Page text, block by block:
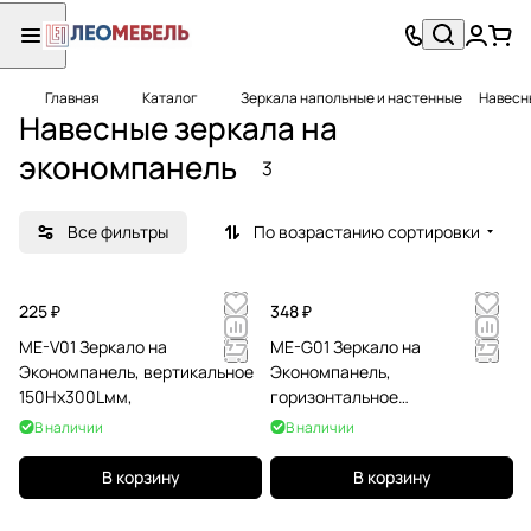
Главная Каталог Зеркала напольные и настенные
Навесные зеркала на
экономпанель
3
Все фильтры По возрастанию сортировки
225 ₽
ME-V01 Зеркало на
Экономпанель, вертикальное
150Hх300Lмм,
В наличии
В корзину
348 ₽
ME-G01 Зеркало на
Экономпанель,
горизонтальное
300Lx150Hмм,
В наличии
В корзину